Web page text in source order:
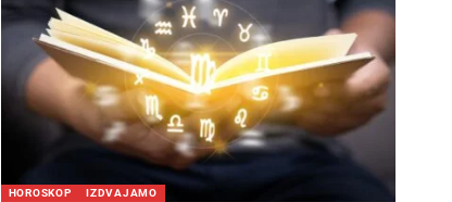
HOROSKOP IZDVAJAMO